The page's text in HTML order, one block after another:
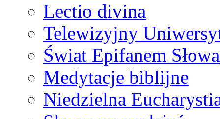
Lectio divina
Telewizyjny
Świat Epifanem Słowa
Medytacje biblijne
Niedzielna